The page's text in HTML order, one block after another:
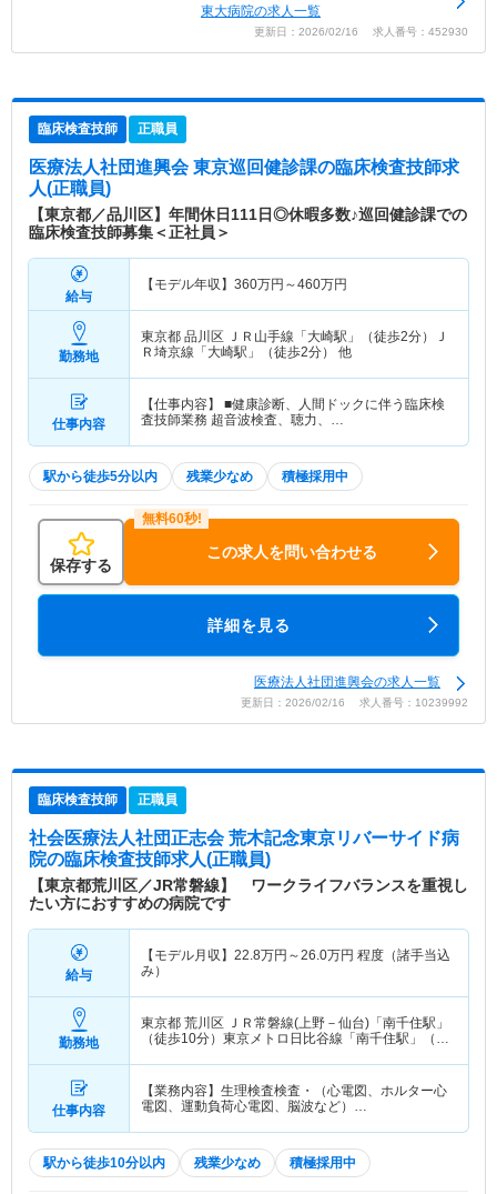
東大病院の求人一覧
更新日：2026/02/16 求人番号：452930
臨床検査技師 正職員
医療法人社団進興会 東京巡回健診課の臨床検査技師求
人(正職員)
【東京都／品川区】年間休日111日◎休暇多数♪巡回健診課での
臨床検査技師募集＜正社員＞
給与
【モデル年収】 360万円～460万円
勤務地
東京都 品川区 ＪＲ山手線「大崎駅」（徒歩2分）Ｊ
Ｒ埼京線「大崎駅」（徒歩2分） 他
仕事内容
【仕事内容】 ■健康診断、人間ドックに伴う臨床検
査技師業務 超音波検査、聴力、…
駅から徒歩5分以内 残業少なめ 積極採用中
保存する
この求人を問い合わせる
詳細を見る
医療法人社団進興会の求人一覧
更新日：2026/02/16 求人番号：10239992
臨床検査技師 正職員
社会医療法人社団正志会 荒木記念東京リバーサイド病
院の臨床検査技師求人(正職員)
【東京都荒川区／JR常磐線】 ワークライフバランスを重視し
たい方におすすめの病院です
給与
【モデル月収】 22.8万円～26.0万円 程度（諸手当込
み）
勤務地
東京都 荒川区 ＪＲ常磐線(上野－仙台)「南千住駅」
（徒歩10分）東京メトロ日比谷線「南千住駅」（徒
仕事内容
【業務内容】生理検査検査・（心電図、ホルター心
電図、運動負荷心電図、脳波など）…
駅から徒歩10分以内 残業少なめ 積極採用中